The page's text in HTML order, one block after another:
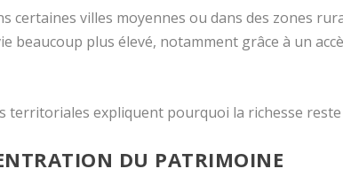
certaines villes moyennes ou dans des zones
beaucoup plus élevé, notamment grâce à un
territoriales expliquent pourquoi la richesse
DU PATRIMOINE